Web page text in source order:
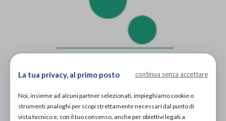
L'immagine è puramente
e potrebbe non
rispecchiare appieno le caratteristiche del prodotto.
La tua privacy, al primo posto continua senza accettare
Noi, insieme ad alcuni partner selezionati, impieghiamo cookie o
strumenti analoghi per scopi strettamente necessari dal punto di
vista tecnico e, con il tuo consenso, anche per obiettivi legati a